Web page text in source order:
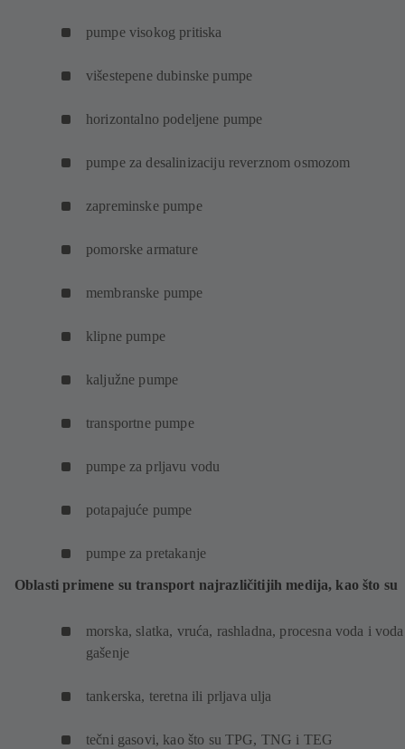
pumpe visokog pritiska
višestepene dubinske pumpe
horizontalno podeljene pumpe
pumpe za desalinizaciju reverznom osmozom
zapreminske pumpe
pomorske armature
membranske pumpe
klipne pumpe
kaljužne pumpe
transportne pumpe
pumpe za prljavu vodu
potapajuće pumpe
pumpe za pretakanje
Oblasti primene su transport najrazličitijih medija, kao što su
morska, slatka, vruća, rashladna, procesna voda i
gašenje
tankerska, teretna ili prljava ulja
tečni gasovi, kao što su TPG, TNG i TEG